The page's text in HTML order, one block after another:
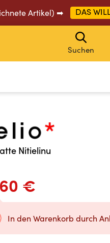
Artikel) ➡ DAS
Suchen
Nitielinu
€
In den Warenkorb durch